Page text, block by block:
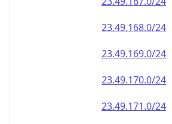
23.49.173.0/24
23.49.174.0/24
23.49.175.0/24
23.49.176.0/24
23.49.177.0/24